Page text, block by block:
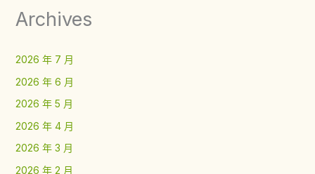
Archives
2026 年 7 月
2026 年 6 月
2026 年 5 月
2026 年 4 月
2026 年 3 月
2026 年 2 月